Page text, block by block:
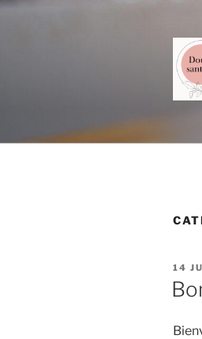
Aller
LE
14